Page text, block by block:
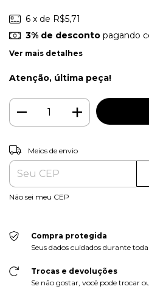
6 x de R$5,71
3% de descontopagando
Ver mais detalhes
Atenção, última peça!
Entregas para o CEP:
Meios de envio
Não sei meu CEP
Compra protegida
Seus dados cuidados durante
Trocas e devoluções
Se não gostar, você pode trocar